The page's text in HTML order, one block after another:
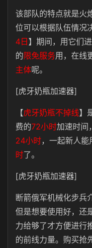
该部队的特点就是火
位可以根据队伍情况
4日 】期间，用它们
的限免服务用，在线
主体呢。
[虎牙奶瓶加速器]
【虎牙奶瓶不掉线】
费的72小时加速时间
24小时，一起新人
时了。
[虎牙奶瓶加速器]
断箭俄军机械化步兵
但是想要使用好，还
力给够了才方便进行
的前线力量。购买抢